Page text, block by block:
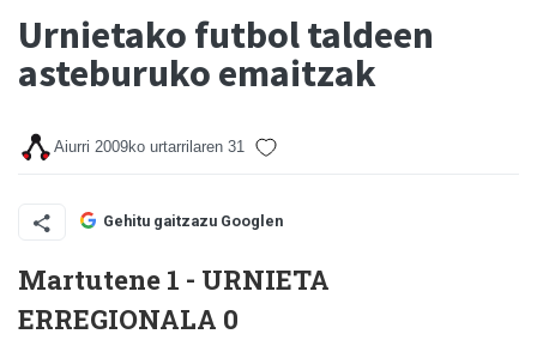
Urnietako futbol taldeen
asteburuko emaitzak
Aiurri 2009ko urtarrilaren 31
Gehitu gaitzazu Googlen
Martutene 1 - URNIETA
ERREGIONALA 0